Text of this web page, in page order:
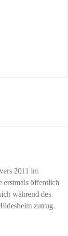
2011 im
erstmals öffentlich
während des
zutrug.